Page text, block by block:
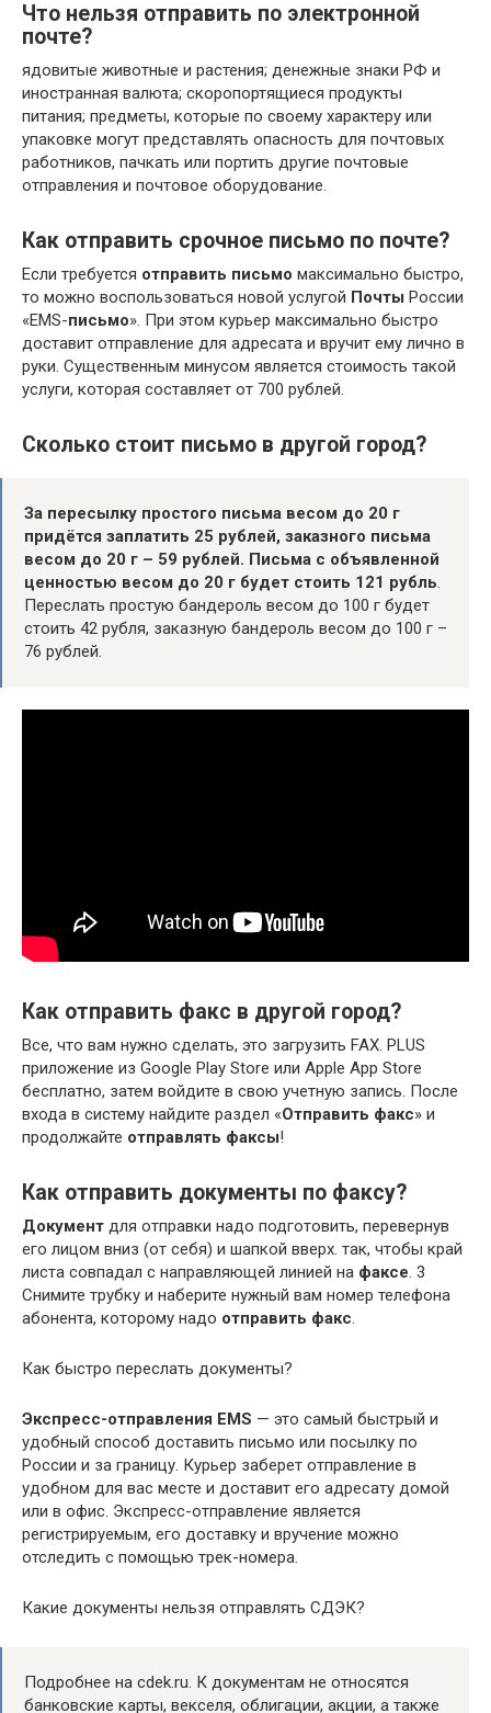
Что нельзя отправить по электронной
почте?
ядовитые животные и растения; денежные знаки РФ и
иностранная валюта; скоропортящиеся продукты
питания; предметы, которые по своему характеру или
упаковке могут представлять опасность для почтовых
работников, пачкать или портить другие почтовые
отправления и почтовое оборудование.
Как отправить срочное письмо по почте?
Если требуется отправить письмо максимально быстро,
то можно воспользоваться новой услугой Почты России
«EMS-письмо». При этом курьер максимально быстро
доставит отправление для адресата и вручит ему лично в
руки. Существенным минусом является стоимость такой
услуги, которая составляет от 700 рублей.
Сколько стоит письмо в другой город?
За пересылку простого письма весом до 20 г
придётся заплатить 25 рублей, заказного письма
весом до 20 г – 59 рублей. Письма с объявленной
ценностью весом до 20 г будет стоить 121 рубль.
Переслать простую бандероль весом до 100 г будет
стоить 42 рубля, заказную бандероль весом до 100 г –
76 рублей.
Как отправить факс в другой город?
Все, что вам нужно сделать, это загрузить FAX. PLUS
приложение из Google Play Store или Apple App Store
бесплатно, затем войдите в свою учетную запись. После
входа в систему найдите раздел «Отправить факс» и
продолжайте отправлять факсы!
Как отправить документы по факсу?
Документ для отправки надо подготовить, перевернув
его лицом вниз (от себя) и шапкой вверх. так, чтобы край
листа совпадал с направляющей линией на факсе. 3
Снимите трубку и наберите нужный вам номер телефона
абонента, которому надо отправить факс.
Как быстро переслать документы?
Экспресс-отправления EMS — это самый быстрый и
удобный способ доставить письмо или посылку по
России и за границу. Курьер заберет отправление в
удобном для вас месте и доставит его адресату домой
или в офис. Экспресс-отправление является
регистрируемым, его доставку и вручение можно
отследить с помощью трек-номера.
Какие документы нельзя отправлять СДЭК?
Подробнее на cdek.ru. К документам не относятся
банковские карты, векселя, облигации, акции, а также